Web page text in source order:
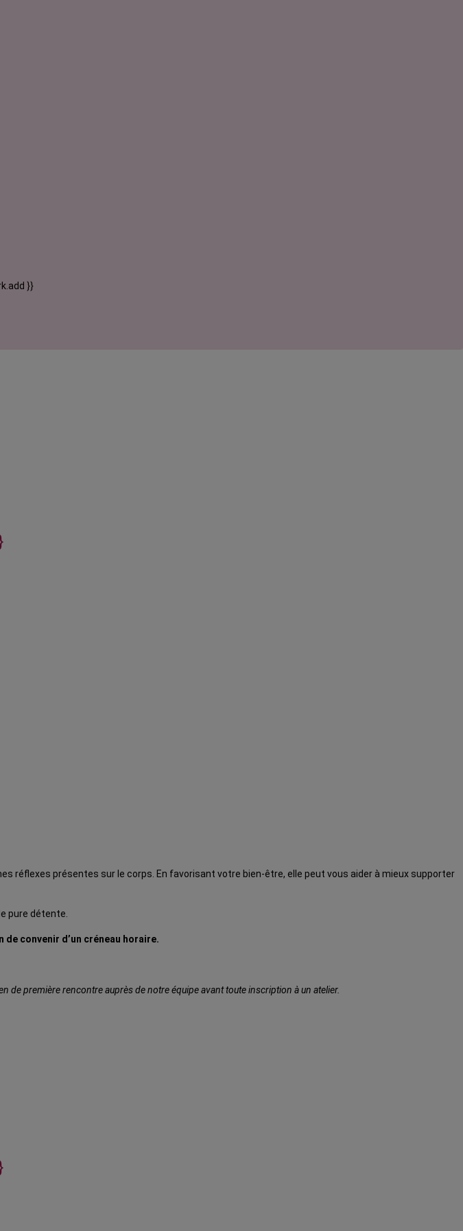
}}
réflexes présentes sur le corps. En favorisant votre bien-être, elle peut vous aider à mieux supporter
pure détente.
convenir d’un créneau horaire.
de première rencontre auprès de notre équipe avant toute inscription à un atelier.